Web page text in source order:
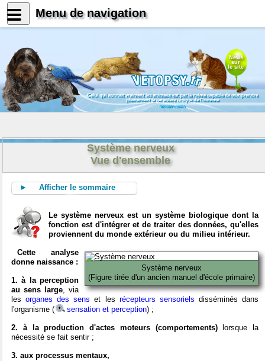
News
sur
le site
Celui qui connait vraiment les animaux est par là même capable de comprendre
pleinement le caractère unique de l'homme
Konrad Lorenz
Système nerveux
Vue d'ensemble
► Afficher le sommaire
Le système nerveux est un système biologique dont la
fonction est d'intégrer et de traiter des données, qu'elles
proviennent du monde extérieur ou du milieu intérieur.
Système nerveux
(Figure tirée d'un ancien manuel d'école primaire)
Cette analyse
donne naissance :
1. à la perception
au sens large, via
lesorganes des sens et les récepteurs sensoriels disséminés dans
l'organisme (
sensation et perception) ;
2. à la production d'actes moteurs (comportements)lorsque la
nécessité se fait sentir ;
3. aux processus mentaux,
Menu de navigation